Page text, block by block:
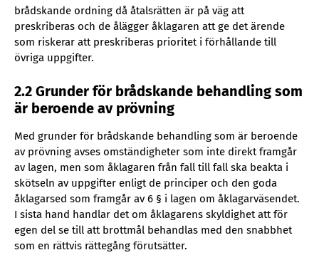
brådskande ordning då åtalsrätten är på väg att
preskriberas och de ålägger åklagaren att ge det ärende
som riskerar att preskriberas prioritet i förhållande till
övriga uppgifter.
2.2 Grunder för brådskande behandling som
är beroende av prövning
Med grunder för brådskande behandling som är beroende
av prövning avses omständigheter som inte direkt framgår
av lagen, men som åklagaren från fall till fall ska beakta i
skötseln av uppgifter enligt de principer och den goda
åklagarsed som framgår av 6 § i lagen om åklagarväsendet.
I sista hand handlar det om åklagarens skyldighet att för
egen del se till att brottmål behandlas med den snabbhet
som en rättvis rättegång förutsätter.